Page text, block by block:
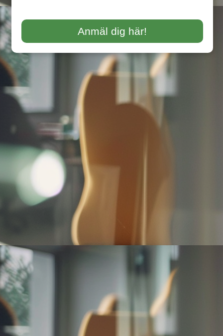
Anmäl dig här!